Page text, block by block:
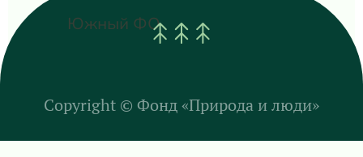
Южный ФО
Copyright © Фонд «Природа и люди»